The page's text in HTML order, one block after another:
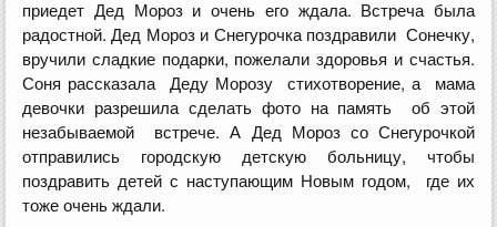
приедет Дед Мороз и очень его ждала. Встреча была
радостной. Дед Мороз и Снегурочка поздравили Сонечку,
вручили сладкие подарки, пожелали здоровья и счастья.
Соня рассказала Деду Морозу стихотворение, а мама
девочки разрешила сделать фото на память об этой
незабываемой встрече. А Дед Мороз со Снегурочкой
отправились городскую детскую больницу, чтобы
поздравить детей с наступающим Новым годом, где их
тоже очень ждали.